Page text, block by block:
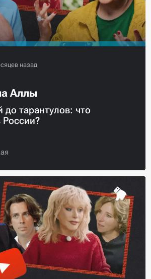
Аллы
до тарантулов: что